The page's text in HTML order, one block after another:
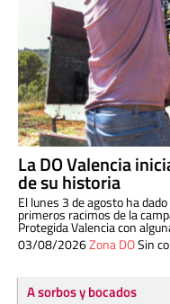
La DO Valencia
de su historia
El lunes 3 de agosto ha
primeros racimos de la
Protegida Valencia con
03/08/2026Zona DOSin
A sorbos y bocados